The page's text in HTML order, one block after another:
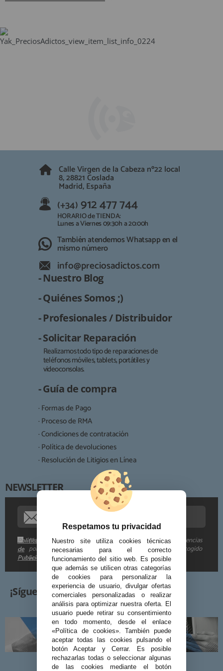
Calle Virgen de la Cabeza nº22 local
8, 28821 Coslada
Madrid, España
(+34) 912 477 744
HORARIO de TIENDA:
Lunes a Viernes 09:30h a 20:00h
También atendemos Whatsapp en el
mismo número
info@preciosadictos.com
- Nuestro Blog
- Quiénes Somos ;)
- Profesionales / Distribuidor
- Solicitar Reparación
Realizamos todo tipo de reparaciones de
teléfonos móviles, tablets, portátiles y
videoconsolas.
- Guía de compra
· Formas de Pago
· Proceso de RMA
· Condiciones de contratación
· Política de devoluciones
· Resolución de Litigios en Línea
NEWSLETTER
Me gustaría recibir descuentos exclusivos, novedades y tendencias
por e-mail. Puedo darme de baja cuando quiera según lo recogido
en la
Política
de
Publicidad
Responsable:
Finalidad:
Destinatarios:
Derechos:
Procedencia de los datos:
Información adicional:
¡Síguenos!
Respetamos tu privacidad
Nuestro site utiliza cookies técnicas
necesarias para el correcto
funcionamiento del sitio web. Es posible
que además se utilicen otras categorías
de cookies para personalizar la
experiencia de usuario, divulgar ofertas
comerciales personalizadas o realizar
análisis para optimizar nuestra oferta. El
usuario puede retirar su consentimiento
en todo momento, desde el enlace
«Política de cookies». También puede
aceptar todas las cookies pulsando el
botón Aceptar y Cerrar. Es posible
rechazarlas todas o seleccionar algunas
de las cookies mediante el botón